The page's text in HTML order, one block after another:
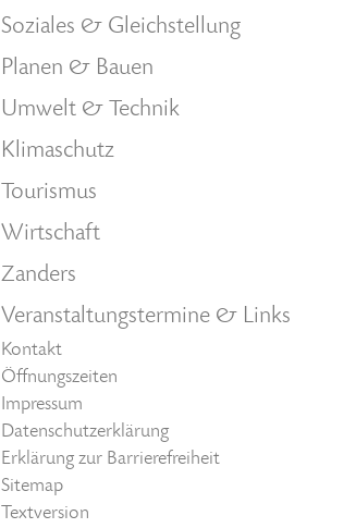
Soziales & Gleichstellung
Planen & Bauen
Umwelt & Technik
Klimaschutz
Tourismus
Wirtschaft
Zanders
Veranstaltungstermine & Links
Kontakt
Öffnungszeiten
Impressum
Datenschutzerklärung
Erklärung zur Barrierefreiheit
Sitemap
Textversion